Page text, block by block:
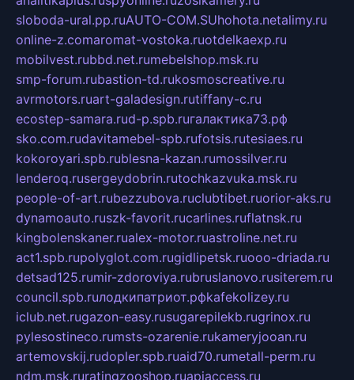
sloboda-ural.pp.ruAUTO-COM.SUhohota.netalimy.ru
online-z.comaromat-vostoka.ruotdelkaexp.ru
mobilvest.rubbd.net.rumebelshop.msk.ru
smp-forum.rubastion-td.rukosmoscreative.ru
avrmotors.ruart-galadesign.rutiffany-c.ru
ecostep-samara.rud-p.spb.ruгалактика73.рф
sko.com.rudavitamebel-spb.rufotsis.rutesiaes.ru
kokoroyari.spb.rublesna-kazan.rumossilver.ru
lenderoq.rusergeydobrin.rutochkazvuka.msk.ru
people-of-art.rubezzubova.ruclubtibet.ruorior-aks.ru
dynamoauto.ruszk-favorit.rucarlines.ruflatnsk.ru
kingbolenskaner.rualex-motor.ruastroline.net.ru
act1.spb.rupolyglot.com.rugidlipetsk.ruooo-driada.ru
detsad125.rumir-zdoroviya.rubruslanovo.rusiterem.ru
council.spb.ruлодкипатриот.рфkafekolizey.ru
iclub.net.rugazon-easy.rusugarepilekb.rugrinox.ru
pylesostineco.rumsts-ozarenie.rukameryjooan.ru
artemovskij.rudopler.spb.ruaid70.rumetall-perm.ru
ndm.msk.ruratingzooshop.ruapiaccess.ru